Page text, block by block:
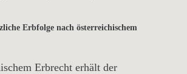
Erbfolge nach österreichischem
Erbrecht erhält der